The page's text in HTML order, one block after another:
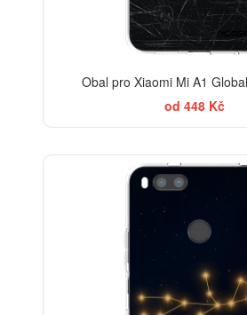
Obal pro Xiaomi Mi A1
od 448 Kč